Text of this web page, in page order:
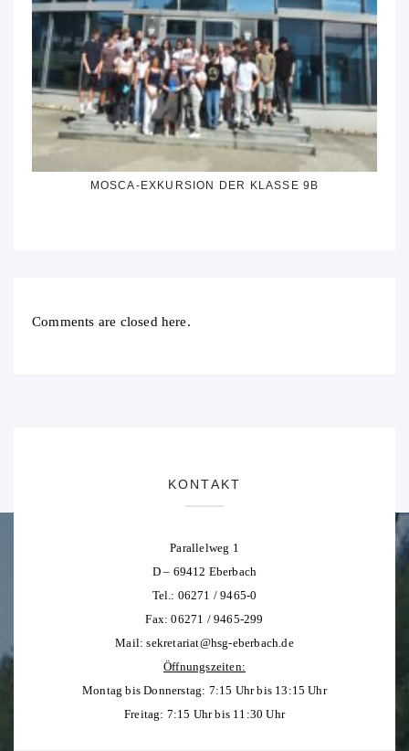
MOSCA-EXKURSION DER KLASSE 9B
Comments are closed here.
KONTAKT
Parallelweg 1
D – 69412 Eberbach
Tel.: 06271 / 9465-0
Fax: 06271 / 9465-299
Mail:sekretariat@hsg-eberbach.de
Öffnungszeiten:
Montag bis Donnerstag: 7:15 Uhr bis 13:15 Uhr
Freitag: 7:15 Uhr bis 11:30 Uhr